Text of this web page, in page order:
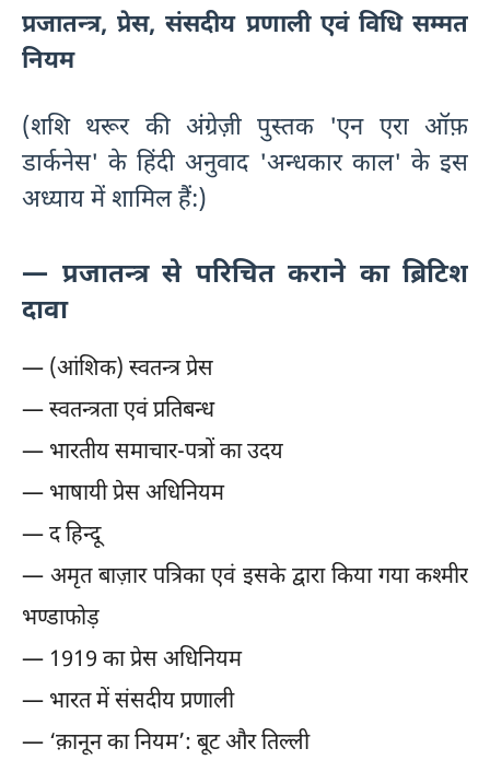
प्रजातन्त्र, प्रेस, संसदीय प्रणाली एवं विधि सम्मत
नियम
(शशि थरूर की अंग्रेज़ी पुस्तक 'एन एरा ऑफ़
डार्कनेस' के हिंदी अनुवाद 'अन्धकार काल' के इस
अध्याय में शामिल हैं:)
— प्रजातन्त्र से परिचित कराने का ब्रिटिश
दावा
— (आंशिक) स्वतन्त्र प्रेस
— स्वतन्त्रता एवं प्रतिबन्ध
— भारतीय समाचार-पत्रों का उदय
— भाषायी प्रेस अधिनियम
— द हिन्दू
— अमृत बाज़ार पत्रिका एवं इसके द्वारा किया गया कश्मीर
भण्डाफोड़
— 1919 का प्रेस अधिनियम
— भारत में संसदीय प्रणाली
— ‘क़ानून का नियम’: बूट और तिल्ली